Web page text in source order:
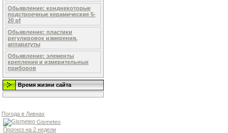
Обьявление: конднекоторые
подстроечные керамические 5-
20 pf
Обьявление: пластики
регулировок измерения.
аппаратуты
Обьявление: элементы
крепления и измерительных
приборов
Время жизни сайта
Погода в Ливнах
Gismeteo
Прогноз на 2 недели